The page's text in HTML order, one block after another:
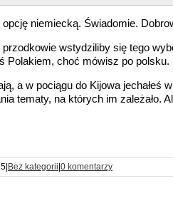
niemiecką. Świadomie.
wstydziliby się tego
Polakiem, choć mówisz po polsku.
a w pociągu do Kijowa jechałeś
tematy, na których im zależało.
Bez kategorii 0 komentarzy